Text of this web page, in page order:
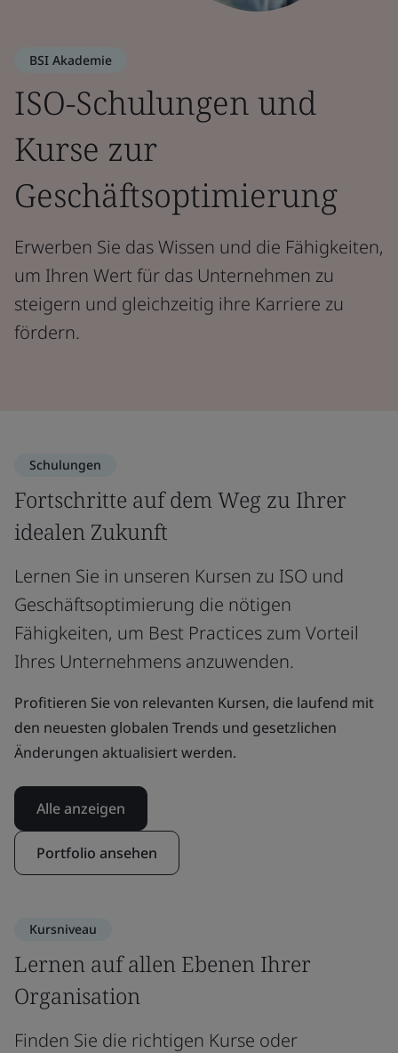
BSI Akademie
ISO-Schulungen und
Kurse zur
Geschäftsoptimierung
Erwerben Sie das Wissen und die Fähigkeiten,
um Ihren Wert für das Unternehmen zu
steigern und gleichzeitig ihre Karriere zu
fördern.
Schulungen
Fortschritte auf dem Weg zu Ihrer
idealen Zukunft
Lernen Sie in unseren Kursen zu ISO und
Geschäftsoptimierung die nötigen
Fähigkeiten, um Best Practices zum Vorteil
Ihres Unternehmens anzuwenden.
Profitieren Sie von relevanten Kursen, die laufend mit
den neuesten globalen Trends und gesetzlichen
Änderungen aktualisiert werden.
Alle anzeigen
Portfolio ansehen
Kursniveau
Lernen auf allen Ebenen Ihrer
Organisation
Finden Sie die richtigen Kurse oder